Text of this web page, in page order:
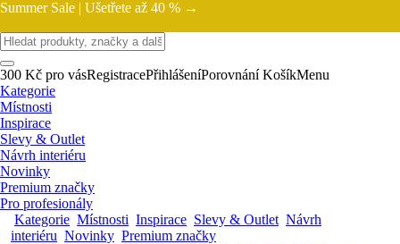
Summer Sale | Ušetřete až 40 % →
300 Kč pro vásRegistracePřihlášeníPorovnání KošíkMenu
Kategorie
Místnosti
Inspirace
Slevy & Outlet
Návrh interiéru
Novinky
Premium značky
Pro profesionály
Kategorie Místnosti Inspirace Slevy & Outlet Návrh
interiéru Novinky Premium značky